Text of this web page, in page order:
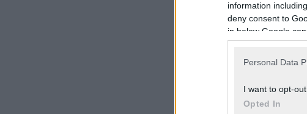
information
deny consent to
in below Google
Personal Data
I want to opt-
Opted In